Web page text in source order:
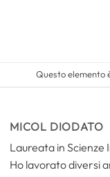
Questo elemento
MICOL DIODATO
Laureata in Scienze
Ho lavorato diversi